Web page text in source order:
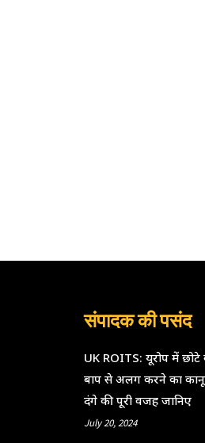
संपादक की पसंद
UK ROITS: यूरोप में छोटे
बाप से अलग करने का
दंगे की पूरी वजह जानिए
July 20, 2024